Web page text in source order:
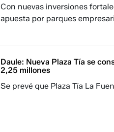
Con nuevas inversiones
apuesta por parques
Daule: Nueva Plaza Tía se
2,25 millones
Se prevé que Plaza Tía La